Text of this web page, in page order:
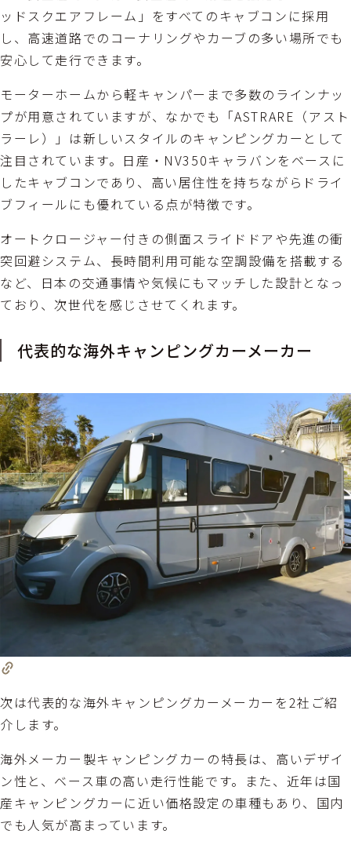
ッドスクエアフレーム」をすべてのキャブコンに採用
し、高速道路でのコーナリングやカーブの多い場所でも
安心して走行できます。
モーターホームから軽キャンパーまで多数のラインナッ
プが用意されていますが、なかでも「ASTRARE（アスト
ラーレ）」は新しいスタイルのキャンピングカーとして
注目されています。日産・NV350キャラバンをベースに
したキャブコンであり、高い居住性を持ちながらドライ
ブフィールにも優れている点が特徴です。
オートクロージャー付きの側面スライドドアや先進の衝
突回避システム、長時間利用可能な空調設備を搭載する
など、日本の交通事情や気候にもマッチした設計となっ
ており、次世代を感じさせてくれます。
代表的な海外キャンピングカーメーカー
次は代表的な海外キャンピングカーメーカーを2社ご紹
介します。
海外メーカー製キャンピングカーの特長は、高いデザイ
ン性と、ベース車の高い走行性能です。また、近年は国
産キャンピングカーに近い価格設定の車種もあり、国内
でも人気が高まっています。